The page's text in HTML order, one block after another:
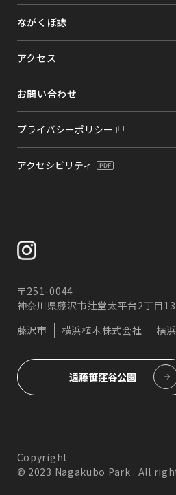
ながくぼ誌
アクセス
お問い合わせ
プライバシーポリシー
アクセシビリティ
〒251-0044
神奈川県藤沢市辻堂太平台2丁目
藤沢市
横浜植木株式会社 横
遠藤笹窪谷公園
Copyright
© 2023 Nagakubo Park . All